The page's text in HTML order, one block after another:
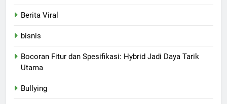
Berita Viral
bisnis
Bocoran Fitur dan Spesifikasi: Hybrid Jadi Daya Tarik
Utama
Bullying